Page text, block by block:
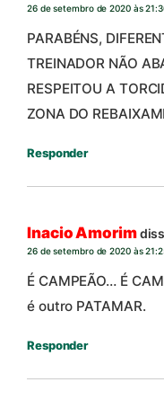
26 de setembro de 2020 às
PARABÉNS,
TREINADOR NÃO
RESPEITOU A
ZONA DO
Responder
Inacio Amorim
26 de setembro de 2020 às
É CAMPEÃO… É
é outro PATAMAR.
Responder